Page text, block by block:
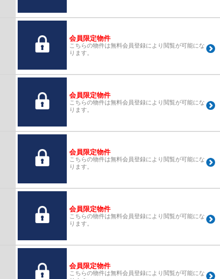
会員限定物件
こちらの物件は無料会員登録により閲覧が可能にな
ります。
会員限定物件
こちらの物件は無料会員登録により閲覧が可能にな
ります。
会員限定物件
こちらの物件は無料会員登録により閲覧が可能にな
ります。
会員限定物件
こちらの物件は無料会員登録により閲覧が可能にな
ります。
会員限定物件
こちらの物件は無料会員登録により閲覧が可能にな